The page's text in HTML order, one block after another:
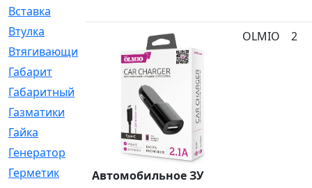
Вставка
Втулка
Втягивающий
[22]
Габарит
[286]
Габаритный
[6]
Газматики
[117]
Гайка
[104]
Генератор
[148]
Герметик
[15]
Автомобильное ЗУ
OLMIO 2